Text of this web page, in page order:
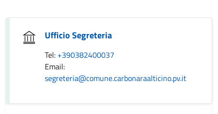
Ufficio Segreteria
Tel: +390382400037
Email:
segreteria@comune.carbonaraalticino.pv.it